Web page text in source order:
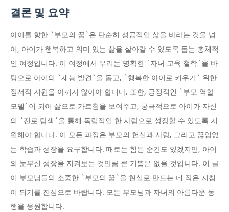
결론 및 요약
아이를 향한 `부모의 꿈`은 단순히 성공적인 삶을 바라는 것을 넘
어, 아이가 행복하고 의미 있는 삶을 살아갈 수 있도록 돕는 총체적
인 여정입니다. 이 여정에서 우리는 명확한 `자녀 교육 철학`을 바
탕으로 아이의 `재능 발견`을 돕고, `행복한 아이로 키우기` 위한
정서적 지원을 아끼지 않아야 합니다. 또한, 긍정적인 `부모 역할
모델`이 되어 삶으로 가르침을 보여주고, 궁극적으로 아이가 자신
의 `진로 탐색`을 통해 독립적인 한 사람으로 성장할 수 있도록 지
원해야 합니다. 이 모든 과정은 부모의 헌신과 사랑, 그리고 끊임없
는 학습과 성장을 요구합니다. 때로는 힘든 순간도 있겠지만, 아이
의 눈부신 성장을 지켜보는 것만큼 큰 기쁨은 없을 것입니다. 이 글
이 부모님들의 소중한 `부모의 꿈`을 현실로 만드는 데 작은 지침
이 되기를 진심으로 바랍니다. 모든 부모님과 자녀의 아름다운 동
행을 응원합니다.